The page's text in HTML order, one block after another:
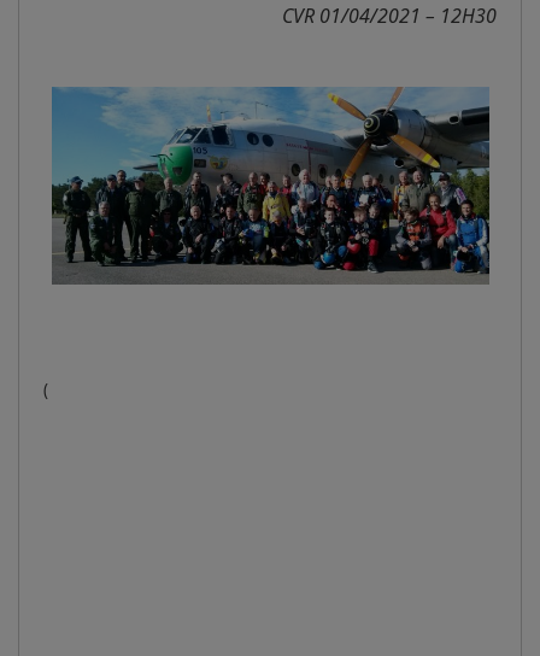
CVR 01/04/2021 – 12H30
(